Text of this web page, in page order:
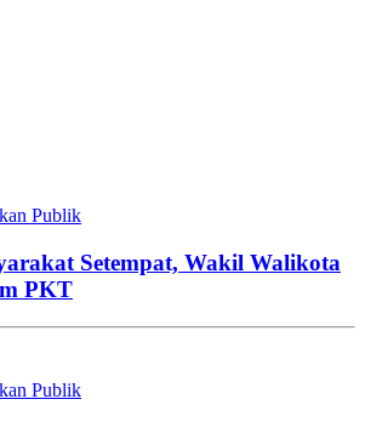
Publik
Setempat, Wakil Walikota
PKT
Publik